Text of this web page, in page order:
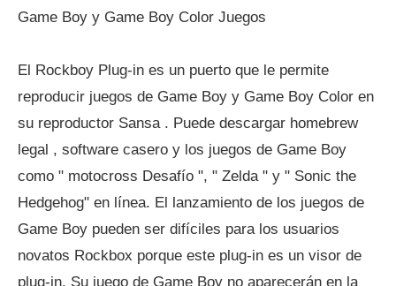
Game Boy y Game Boy Color Juegos
El Rockboy Plug-in es un puerto que le permite
reproducir juegos de Game Boy y Game Boy Color en
su reproductor Sansa . Puede descargar homebrew
legal , software casero y los juegos de Game Boy
como " motocross Desafío ", " Zelda " y " Sonic the
Hedgehog" en línea. El lanzamiento de los juegos de
Game Boy pueden ser difíciles para los usuarios
novatos Rockbox porque este plug-in es un visor de
plug-in. Su juego de Game Boy no aparecerán en la